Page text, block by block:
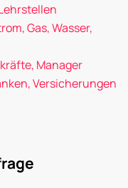
Gas, Wasser,
Manager
Versicherungen